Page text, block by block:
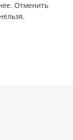
Отменить